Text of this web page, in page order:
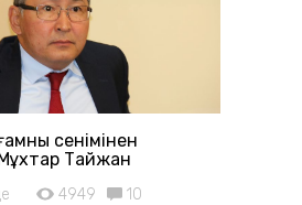
сенімінен
Тайжан
4949 10